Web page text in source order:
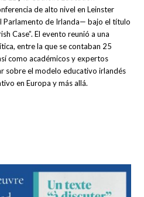
de alto nivel en Leinster
Parlamento de Irlanda— bajo el título
Case”. El evento reunió a una
entre la que se contaban 25
como académicos y expertos
sobre el modelo educativo irlandés
en Europa y más allá.